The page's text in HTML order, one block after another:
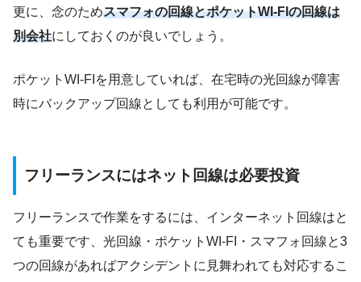
更に、念のためスマフォの回線とポケットWI-FIの回線は
別会社にしておくのが良いでしょう。
ポケットWI-FIを用意していれば、在宅時の光回線が障害
時にバックアップ回線としても利用が可能です。
フリーランスにはネット回線は必要投資
フリーランスで作業をするには、インターネット回線はと
ても重要です、光回線・ポケットWI-FI・スマフォ回線と3
つの回線があればアクシデントに見舞われても対応するこ